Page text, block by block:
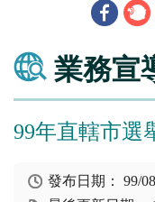
業務宣
99年直轄市選
發布日期：99/